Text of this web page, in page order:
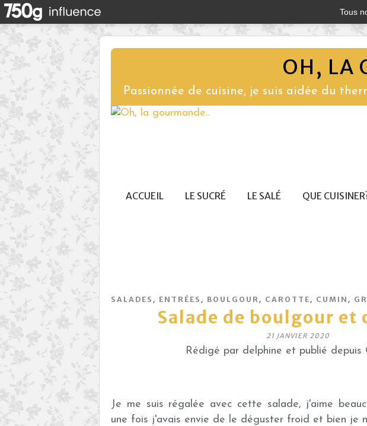
Tous
OH, LA
Passionnée de cuisine, je suis aidée du
ACCUEIL LE SUCRÉ LE SALÉ QUE
SALADES , ENTRÉES , BOULGOUR, CAROTTE, CUMIN ,
Salade de boulgour et
21 JANVIER 2020
Rédigé par delphine et publié depuis
Je me suis régalée avec cette salade, j'aime
une fois j'avais envie de le déguster froid et bien je